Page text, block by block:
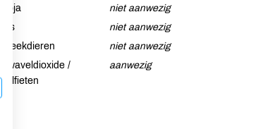
Soja
niet aanwezig
Vis
niet aanwezig
Weekdieren
niet aanwezig
Zwaveldioxide /
sulfieten
aanwezig